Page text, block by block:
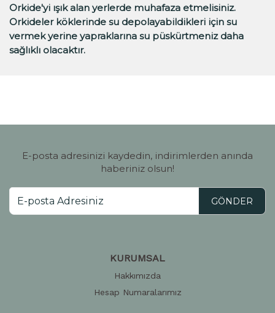
Orkide'yi ışık alan yerlerde muhafaza etmelisiniz.
Orkideler köklerinde su depolayabildikleri için su
vermek yerine yapraklarına su püskürtmeniz daha
sağlıklı olacaktır.
E-posta adresinizi kaydedin, indirimlerden anında
haberiniz olsun!
GÖNDER
KURUMSAL
Hakkımızda
Hesap Numaralarımız